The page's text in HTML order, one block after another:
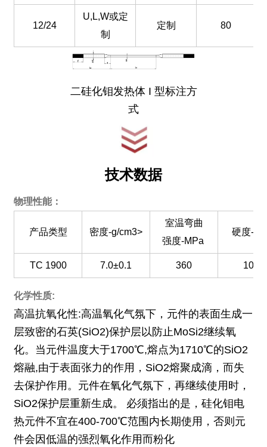
12/24
U,L,W或定
制
定制 80
二硅化钼发热体 I 型标注方
式
技术数据
物理性能：
产品类型 密度-g/cm3>
室温弯曲
强度-MPa
硬度-
TC 1900 7.0±0.1 360 10.5
化学性质:
高温抗氧化性:高温氧化气氛下，元件的表面生成一
层致密的石英(SiO2)保护层以防止MoSi2继续氧
化。当元件温度大于1700℃,熔点为1710℃的SiO2
熔融,由于表面张力的作用，SiO2熔聚成滴，而失
去保护作用。元件在氧化气氛下，再继续使用时，
SiO2保护层重新生成。 必须指出的是，硅化钼电
热元件不宜在400-700℃范围内长期使用，否则元
件会因低温的强烈氧化作用而粉化